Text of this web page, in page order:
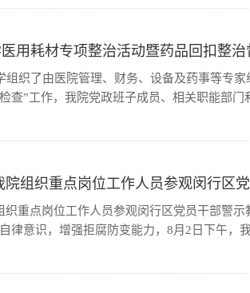
用耗材专项整治活动暨药品回扣整治
组织了由医院管理、财务、设备及药事等专
查”工作，我院党政班子成员、相关职能部
组织重点岗位工作人员参观闵行区
重点岗位工作人员参观闵行区党员干部警示
律意识，增强拒腐防变能力，8月2日下午，